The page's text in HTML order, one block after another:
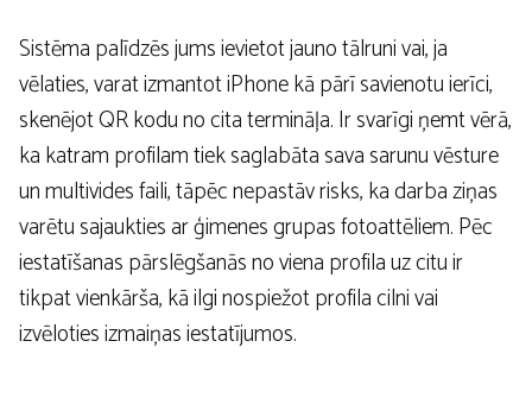
Sistēma palīdzēs jums ievietot jauno tālruni vai, ja
vēlaties, varat izmantot iPhone kā pārī savienotu ierīci,
skenējot QR kodu no cita termināļa. Ir svarīgi ņemt vērā,
ka katram profilam tiek saglabāta sava sarunu vēsture
un multivides faili, tāpēc nepastāv risks, ka darba ziņas
varētu sajaukties ar ģimenes grupas fotoattēliem. Pēc
iestatīšanas pārslēgšanās no viena profila uz citu ir
tikpat vienkārša, kā ilgi nospiežot profila cilni vai
izvēloties izmaiņas iestatījumos.